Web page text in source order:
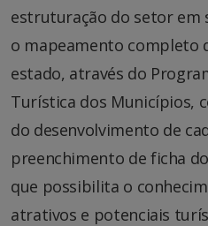
estruturação do setor em
o mapeamento completo
estado, através do
Turística dos Municípios,
do desenvolvimento de
preenchimento de ficha
que possibilita o
atrativos e potenciais